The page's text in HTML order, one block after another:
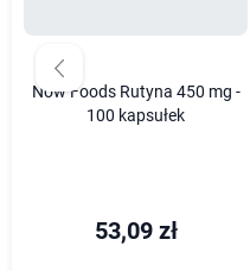
Now Foods Rutyna 450 mg -
100 kapsułek
53,09 zł